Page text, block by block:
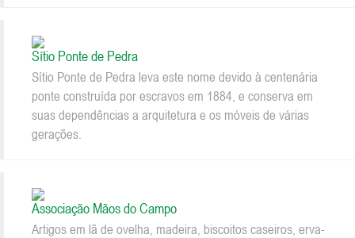
Sítio Ponte de Pedra
Sítio Ponte de Pedra leva este nome devido à centenária
ponte construída por escravos em 1884, e conserva em
suas dependências a arquitetura e os móveis de várias
gerações.
Associação Mãos do Campo
Artigos em lã de ovelha, madeira, biscoitos caseiros, erva-